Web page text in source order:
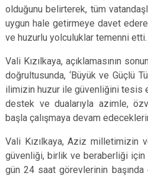
olduğunu belirterek, tüm
uygun hale getirmeye davet
ve huzurlu yolculuklar temenni etti.
Vali Kızılkaya, açıklamasının
doğrultusunda, ‘Büyük ve Güçlü
ilimizin huzur ile güvenliğini tesis
destek ve dualarıyla azimle,
başla çalışmaya devam
Vali Kızılkaya, Aziz milletimizin
güvenliği, birlik ve beraberliği için
gün 24 saat görevlerinin başında